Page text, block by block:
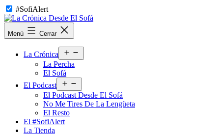
Saltar
al
contenido
#SofiAlert
La
Crónica
Menú Cerrar
La Crónica
el
La Percha
El Sofá
El Podcast
el
menú
El Podcast Desde El Sofá
No Me Tires De La Lengüeta
El Resto
El #SofiAlert
La Tienda